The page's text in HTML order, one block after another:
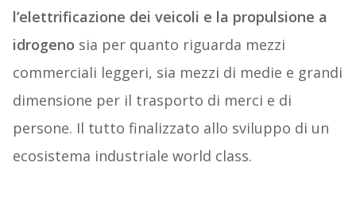
l’elettrificazione dei veicoli e la propulsione a
idrogeno sia per quanto riguarda mezzi
commerciali leggeri, sia mezzi di medie e grandi
dimensione per il trasporto di merci e di
persone. Il tutto finalizzato allo sviluppo di un
ecosistema industriale world class.